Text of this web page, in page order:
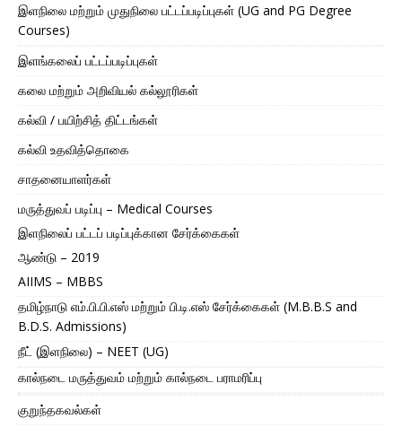
இளநிலை மற்றும் முதுநிலை பட்டப்படிப்புகள் (UG and PG Degree
Courses)
இளங்கலைப் பட்டப்படிப்புகள்
கலை மற்றும் அறிவியல் கல்லூரிகள்
கல்வி / பயிற்சித் திட்டங்கள்
கல்வி உதவித்தொகை
சாதனையாளர்கள்
மருத்துவப் படிப்பு – Medical Courses
இளநிலைப் பட்டப் படிப்புக்கான சேர்க்கைகள்
ஆண்டு – 2019
AIIMS – MBBS
தமிழ்நாடு எம்.பி.பி.எஸ் மற்றும் பி.டி.எஸ் சேர்க்கைகள் (M.B.B.S and
B.D.S. Admissions)
நீட் (இளநிலை) – NEET (UG)
கால்நடை மருத்துவம் மற்றும் கால்நடை பராமரிப்பு
குறுந்தகவல்கள்